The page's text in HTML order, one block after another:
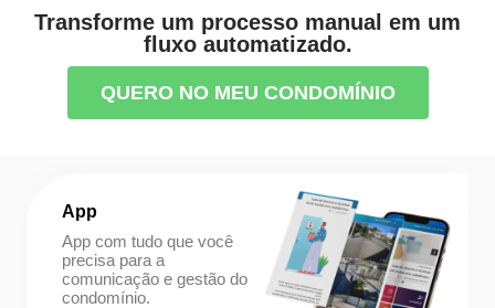
Transforme um processo manual em um
fluxo automatizado.
QUERO NO MEU CONDOMÍNIO
App
App com tudo que você
precisa para a
comunicação e gestão do
condomínio.